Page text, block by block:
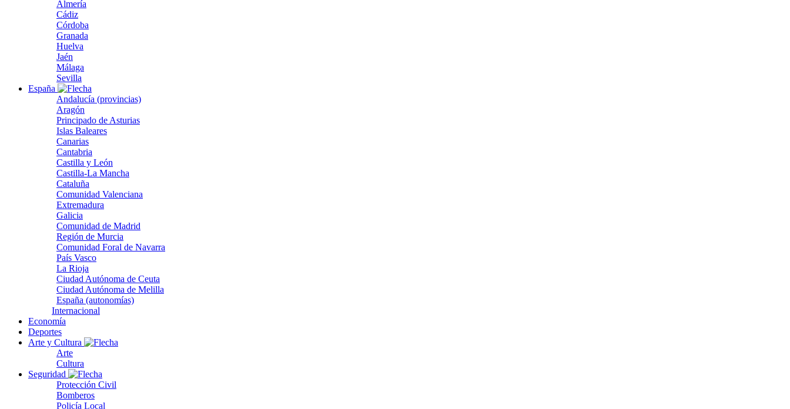
Almería
Cádiz
Córdoba
Granada
Huelva
Jaén
Málaga
Sevilla
España
Andalucía (provincias)
Aragón
Principado de Asturias
Islas Baleares
Canarias
Cantabria
Castilla y León
Castilla-La Mancha
Cataluña
Comunidad Valenciana
Extremadura
Galicia
Comunidad de Madrid
Región de Murcia
Comunidad Foral de Navarra
País Vasco
La Rioja
Ciudad Autónoma de Ceuta
Ciudad Autónoma de Melilla
España (autonomías)
Internacional
Economía
Deportes
Arte y Cultura
Arte
Cultura
Seguridad
Protección Civil
Bomberos
Policía Local